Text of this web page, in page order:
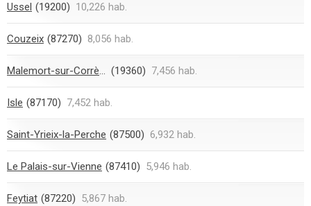
Ussel (19200) 10,226 hab.
Couzeix (87270) 8,056 hab.
Malemort-sur-Corrèze (19360) 7,456 hab.
Isle (87170) 7,452 hab.
Saint-Yrieix-la-Perche (87500) 6,932 hab.
Le Palais-sur-Vienne (87410) 5,946 hab.
Feytiat (87220) 5,867 hab.